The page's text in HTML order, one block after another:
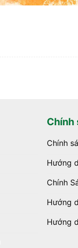
Chính
Chính
Hướng
Chính
Hướng
Hướng